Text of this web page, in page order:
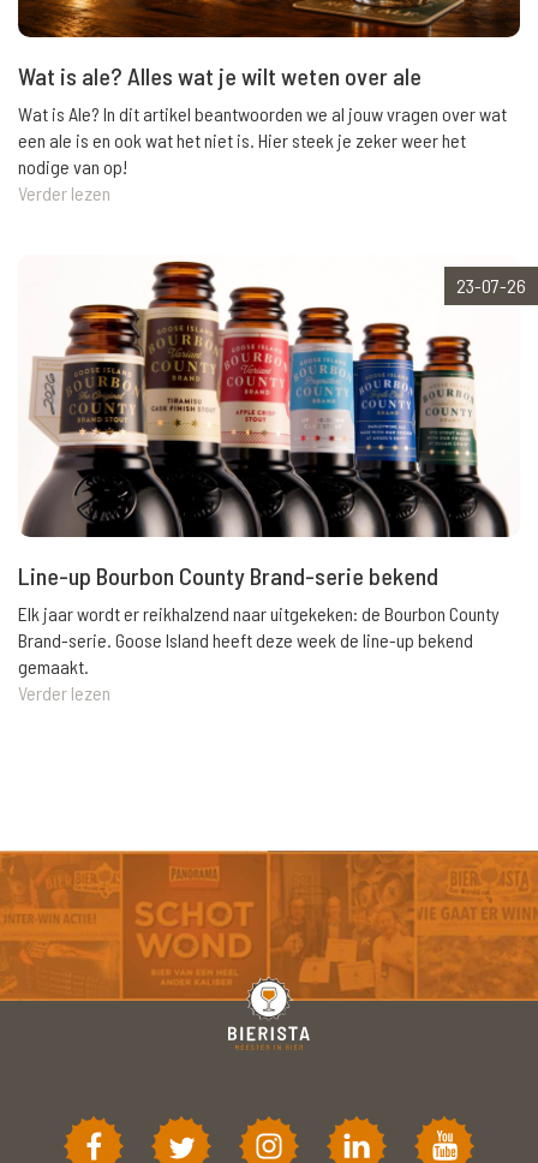
Wat is ale? Alles wat je wilt weten over ale
Wat is Ale? In dit artikel beantwoorden we al jouw vragen over wat
een ale is en ook wat het niet is. Hier steek je zeker weer het
nodige van op!
Verder lezen
23-07-26
Line-up Bourbon County Brand-serie bekend
Elk jaar wordt er reikhalzend naar uitgekeken: de Bourbon County
Brand-serie. Goose Island heeft deze week de line-up bekend
gemaakt.
Verder lezen